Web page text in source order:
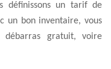
définissons un tarif de
un bon inventaire, vous
débarras gratuit, voire